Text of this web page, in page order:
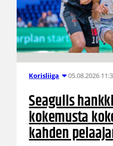
Korisliiga 05.08.2026
Seagulls
kokemusta
kahden